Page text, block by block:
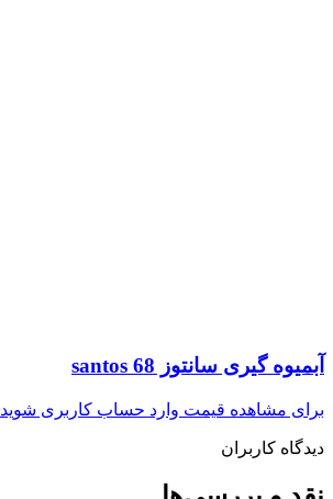
آبمیوه گیری سانتوز santos 68
برای مشاهده قیمت وارد حساب کاربری شوید
دیدگاه کاربران